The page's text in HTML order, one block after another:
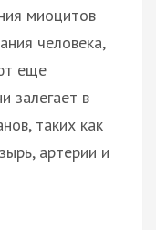
миоцитов
человека,
еще
залегает в
таких как
артерии и